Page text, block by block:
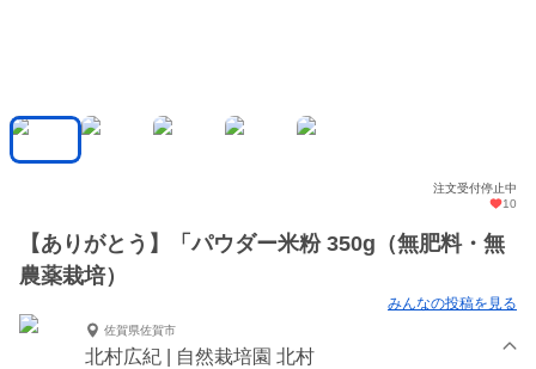
注文受付停止中
10
【ありがとう】「パウダー米粉 350g（無肥料・無
農薬栽培）
みんなの投稿を見る
佐賀県佐賀市
北村広紀 | 自然栽培園 北村